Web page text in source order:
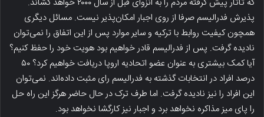
پذیرش فدرالیسم صرفا از روی اجبار امکان‌پذیر نیست. مسائل دیگری
همچون کیفیت روابط با ترکیه و سایر موارد پس از این اتفاق را نمی‌توان
نادیده گرفت. پس از فدرالیسم قادر خواهیم بود هویت خود را حفظ کنیم؟
آیا کمک بیشتری به عنوان عضو اتحادیه اروپا دریافت خواهیم کرد؟ ۵۰
درصد افراد در انتخابات گذشته به فدرالیسم رای مثبت داده‌اند. نمی‌توان
این افراد را نیز نادیده گرفت. اما طرف ترک در حال حاضر هرگز این راه حل
را پای میز مذاکره نخواهد برد و اجبار نیز کارگشا نخواهد بود.